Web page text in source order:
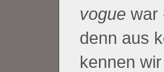
vogue war
denn aus
kennen